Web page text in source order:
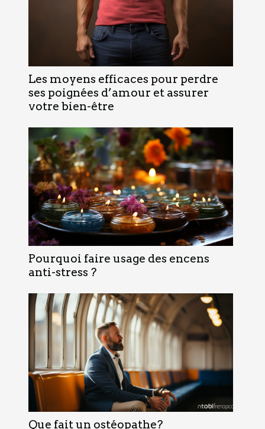
Les moyens efficaces pour perdre
ses poignées d’amour et assurer
votre bien-être
Pourquoi faire usage des encens
anti-stress ?
Que fait un ostéopathe?